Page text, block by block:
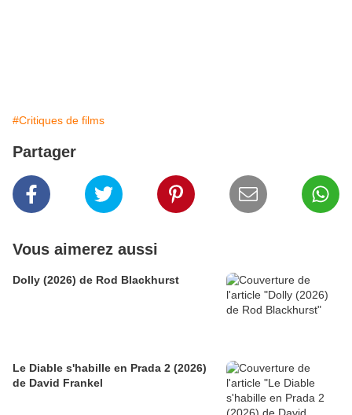
#Critiques de films
Partager
Vous aimerez aussi
Dolly (2026) de Rod Blackhurst
Le Diable s'habille en Prada 2 (2026)
de David Frankel